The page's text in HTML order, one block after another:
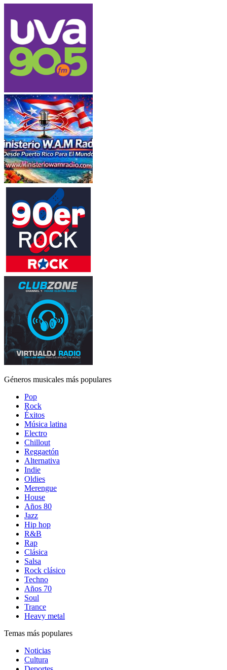
Géneros musicales más populares
Pop
Rock
Éxitos
Música latina
Electro
Chillout
Reggaetón
Alternativa
Indie
Oldies
Merengue
House
Años 80
Jazz
Hip hop
R&B
Rap
Clásica
Salsa
Rock clásico
Techno
Años 70
Soul
Trance
Heavy metal
Temas más populares
Noticias
Cultura